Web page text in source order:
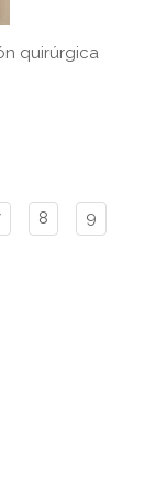
quirúrgica
8 9